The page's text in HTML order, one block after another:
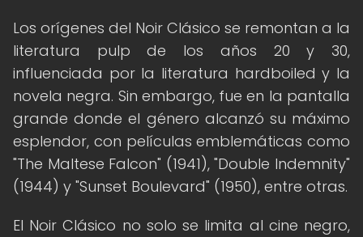
Los orígenes del Noir Clásico se remontan a la
literatura pulp de los años 20 y 30,
influenciada por la literatura hardboiled y la
novela negra. Sin embargo, fue en la pantalla
grande donde el género alcanzó su máximo
esplendor, con películas emblemáticas como
"The Maltese Falcon" (1941), "Double Indemnity"
(1944) y "Sunset Boulevard" (1950), entre otras.
El Noir Clásico no solo se limita al cine negro,